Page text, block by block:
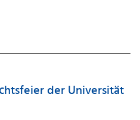
der Universität